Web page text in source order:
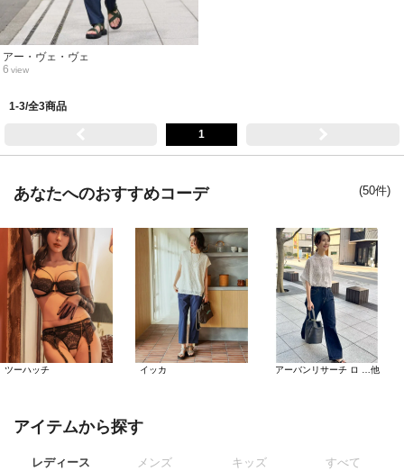
6 view
アー・ヴェ・ヴェ
1-3/全3商品
1
あなたへのおすすめコーデ (50件)
ツーハッチ イッカ アーバンリサーチ ロ …他
アイテムから探す
レディース メンズ キッズ すべて